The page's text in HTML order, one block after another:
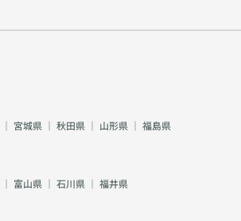
｜ 宮城県 ｜ 秋田県 ｜ 山形県 ｜ 福島県
｜ 富山県 ｜ 石川県 ｜ 福井県